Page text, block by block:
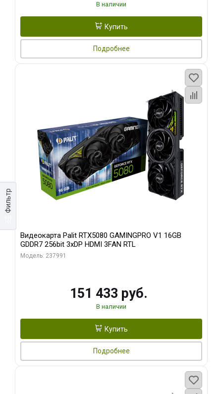
Фильтр
В наличии
Купить
Подробнее
Видеокарта Palit RTX5080 GAMINGPRO V1 16GB
GDDR7 256bit 3xDP HDMI 3FAN RTL
Модель: 237991
151 433 руб.
В наличии
Купить
Подробнее